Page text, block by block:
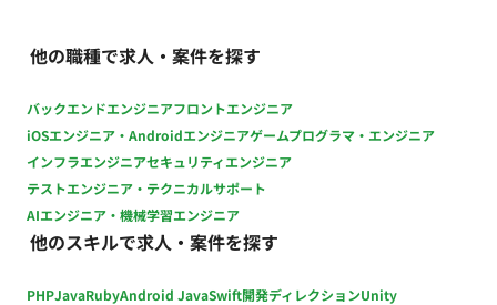
他の職種で求人・案件を探す
バックエンドエンジニアフロントエンジニア
iOSエンジニア・Androidエンジニアゲームプログラマ・エンジニア
インフラエンジニアセキュリティエンジニア
テストエンジニア・テクニカルサポート
AIエンジニア・機械学習エンジニア
他のスキルで求人・案件を探す
PHPJavaRubyAndroid JavaSwift開発ディレクションUnity